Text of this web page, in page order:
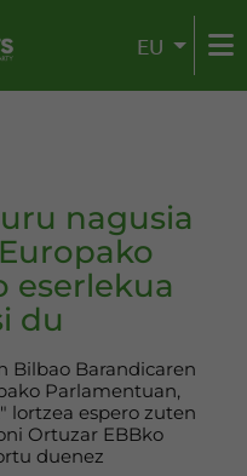
EU
nagusia
eserlekua
du
Bilbao Barandicaren
Parlamentuan,
lortzea espero zuten
Ortuzar EBBko
duenez